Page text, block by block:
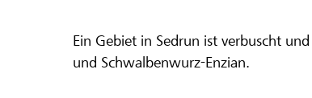
Ein Gebiet in Sedrun ist verbuscht
und Schwalbenwurz-Enzian.